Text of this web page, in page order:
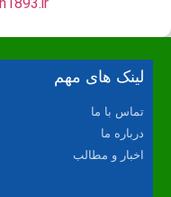
لینک های مهم
تماس با ما
درباره ما
اخبار و مطالب